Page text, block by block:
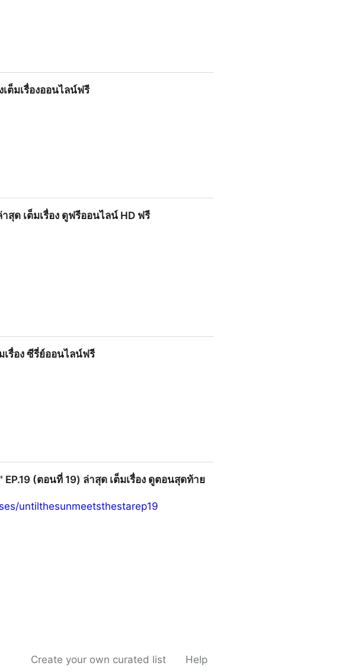
ต็มเรื่องออนไลน์ฟรี
ด เต็มเรื่อง ดูฟรีออนไลน์ HD ฟรี
รื่อง ซีรี่ย์ออนไลน์ฟรี
(ตอนที่ 19) ล่าสุด เต็มเรื่อง ดูตอนสุดท้าย
untilthesunmeetsthestarep19
Create your own curated list Help